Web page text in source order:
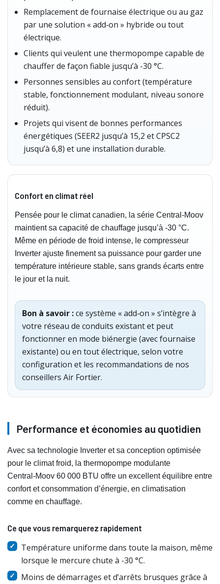
Remplacement de fournaise électrique ou au gaz
par une solution « add‑on » hybride ou tout
électrique.
Clients qui veulent une thermopompe capable de
chauffer de façon fiable jusqu’à -30 °C.
Personnes sensibles au confort (température
stable, fonctionnement modulant, niveau sonore
réduit).
Projets qui visent de bonnes performances
énergétiques (SEER2 jusqu’à 15,2 et CPSC2
jusqu’à 6,8) et une installation durable.
Confort en climat réel
Pensée pour le climat canadien, la série Central‑Moov
maintient sa capacité de chauffage jusqu’à -30 °C.
Même en période de froid intense, le compresseur
Inverter ajuste finement sa puissance pour garder une
température intérieure stable, sans grands écarts entre
le jour et la nuit.
Bon à savoir :ce système « add‑on » s’intègre à
votre réseau de conduits existant et peut
fonctionner en mode biénergie (avec fournaise
existante) ou en tout électrique, selon votre
configuration et les recommandations de nos
conseillers Air Fortier.
Performance et économies au quotidien
Avec sa technologie Inverter et sa conception optimisée
pour le climat froid, la thermopompe modulante
Central‑Moov 60 000 BTU offre un excellent équilibre entre
confort et consommation d’énergie, en climatisation
comme en chauffage.
Ce que vous remarquerez rapidement
Température uniforme dans toute la maison, même
lorsque le mercure chute à -30 °C.
Moins de démarrages et d’arrêts brusques grâce à